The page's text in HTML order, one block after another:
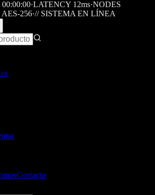
00:00:00·LATENCY 12ms·NODES
256·// SISTEMA EN LÍNEA
Contacto